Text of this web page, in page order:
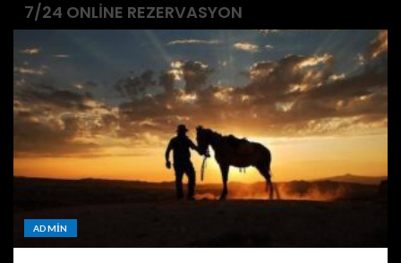
7/24 ONLINE REZERVASYON
ADMIN